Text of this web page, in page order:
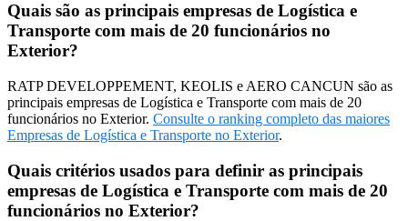
Quais são as principais empresas de Logística e
Transporte com mais de 20 funcionários no
Exterior?
RATP DEVELOPPEMENT, KEOLIS e AERO CANCUN são as
principais empresas de Logística e Transporte com mais de 20
funcionários no Exterior. Consulte o ranking completo das maiores
Empresas de Logística e Transporte no Exterior.
Quais critérios usados para definir as principais
empresas de Logística e Transporte com mais de 20
funcionários no Exterior?